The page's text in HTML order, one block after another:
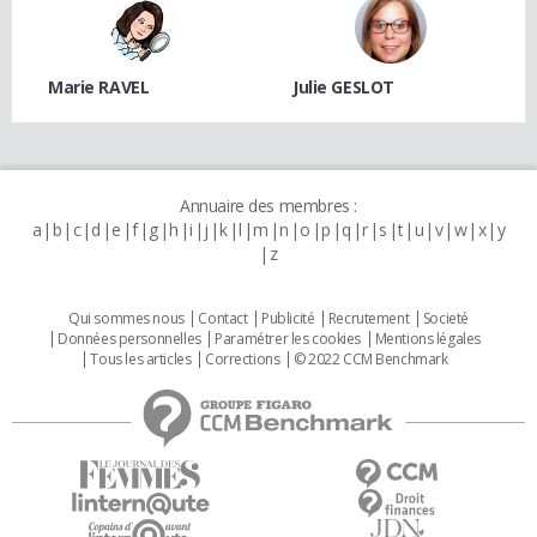
Marie RAVEL Julie GESLOT
Annuaire des membres :
a b c d e f g h i j k l m n o p q r s t u v w x y
z
Qui sommes nous Contact Publicité Recrutement
Societé
Données personnelles
Paramétrer les cookies
Mentions légales
Tous les articles
Corrections © 2022 CCM Benchmark